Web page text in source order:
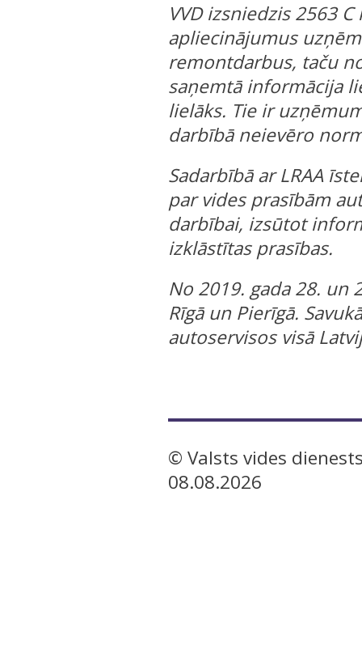
VVD izsniedzis 2563
apliecinājumus
remontdarbus, taču
saņemtā informācija
lielāks. Tie ir
darbībā neievēro
Sadarbībā ar LRAA
par vides prasībām
darbībai, izsūtot
izklāstītas prasības.
No 2019. gada 28. un
Rīgā un Pierīgā.
autoservisos visā
© Valsts vides
08.08.2026